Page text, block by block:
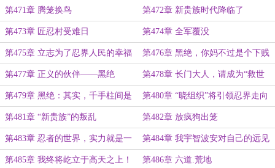
税哦！
第471章 腾笼换鸟 第472章 新贵族时代降临了
第473章 匠忍村受难日 第474章 全军覆没
第475章 立志为了忍界人民的幸福
与和平奉献终身
第476章 黑绝，你妈不过是个下贱
的仆人而已
第477章 正义的伙伴——黑绝 第478章 长门大人，请成为“救世
主”吧！
第479章 黑绝：其实，千手柱间是
我的孩子
第480章 “晓组织”将引领忍界走向
和平
第481章 “新贵族”的叛乱 第482章 放疯狗出笼
第483章 忍者的世界，实力就是一
切
第484章 我宇智波安对自己的远见
卓识非常有自信
第485章 我终将屹立于高天之上！ 第486章 六道.荒地